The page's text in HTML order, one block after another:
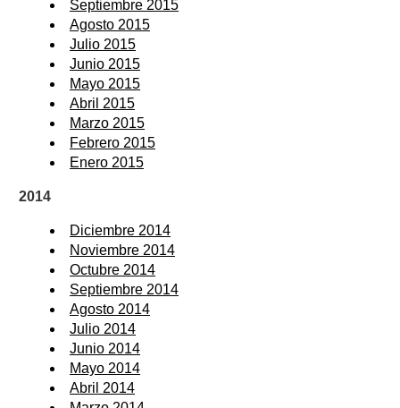
Septiembre 2015
Agosto 2015
Julio 2015
Junio 2015
Mayo 2015
Abril 2015
Marzo 2015
Febrero 2015
Enero 2015
2014
Diciembre 2014
Noviembre 2014
Octubre 2014
Septiembre 2014
Agosto 2014
Julio 2014
Junio 2014
Mayo 2014
Abril 2014